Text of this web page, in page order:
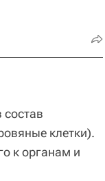
клетки).
к органам и